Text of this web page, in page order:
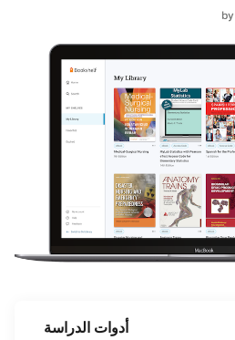
أدوات الدراسة